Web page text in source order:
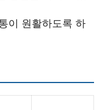
이 원활하도록 하